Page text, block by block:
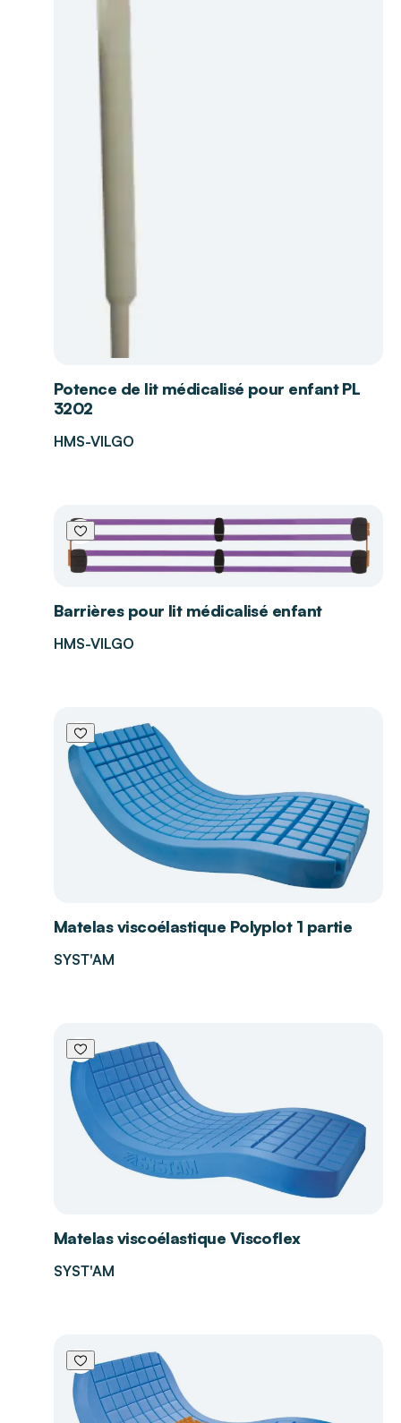
Potence de lit médicalisé pour enfant PL
3202
HMS-VILGO
Barrières pour lit médicalisé enfant
HMS-VILGO
Matelas viscoélastique Polyplot 1 partie
SYST'AM
Matelas viscoélastique Viscoflex
SYST'AM